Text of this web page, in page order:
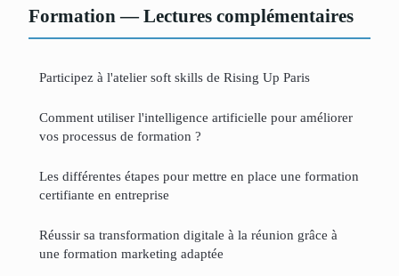
Formation — Lectures complémentaires
Participez à l'atelier soft skills de Rising Up Paris
Comment utiliser l'intelligence artificielle pour améliorer
vos processus de formation ?
Les différentes étapes pour mettre en place une formation
certifiante en entreprise
Réussir sa transformation digitale à la réunion grâce à
une formation marketing adaptée